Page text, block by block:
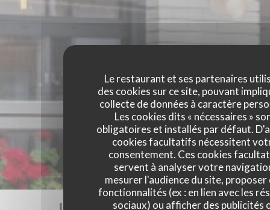
Le restaurant et ses partenaires
des cookies sur ce site, pouvant
collecte de données à caractère
Les cookies dits « nécessaires »
obligatoires et installés par défaut.
cookies facultatifs nécessitent
consentement. Ces cookies
servent à analyser votre
mesurer l'audience du site, proposer
fonctionnalités (ex : en lien avec les
sociaux) ou afficher des publicités